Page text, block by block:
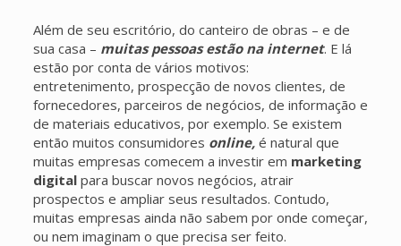
Além de seu escritório, do canteiro de obras – e de
sua casa – muitas pessoas estão na internet. E lá
estão por conta de vários motivos:
entretenimento, prospecção de novos clientes, de
fornecedores, parceiros de negócios, de informação e
de materiais educativos, por exemplo. Se existem
então muitos consumidores online,é natural que
muitas empresas comecem a investir em marketing
digitalpara buscar novos negócios, atrair
prospectos e ampliar seus resultados. Contudo,
muitas empresas ainda não sabem por onde começar,
ou nem imaginam o que precisa ser feito.